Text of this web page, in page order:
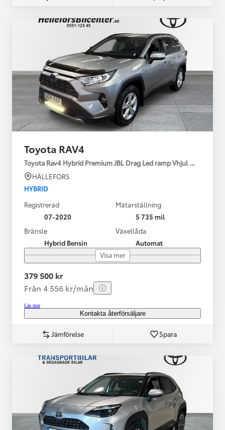
Toyota RAV4
Toyota Rav4 Hybrid Premium JBL Drag Led ramp Vhjul motorv
HÄLLEFORS
HYBRID
Registrerad
07-2020
Mätarställning
5 735 mil
Bränsle
Hybrid Bensin
Växellåda
Automat
Visa mer
379 500 kr
Från 4 556 kr/mån
Läs mer
Kontakta återförsäljare
Jämförelse Spara